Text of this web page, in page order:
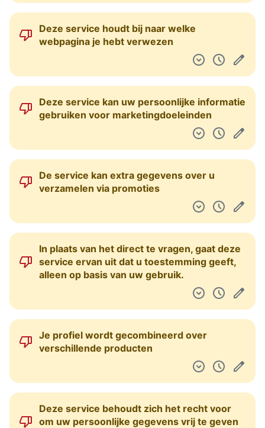
Deze service houdt bij naar welke
webpagina je hebt verwezen
Deze service kan uw persoonlijke informatie
gebruiken voor marketingdoeleinden
De service kan extra gegevens over u
verzamelen via promoties
In plaats van het direct te vragen, gaat deze
service ervan uit dat u toestemming geeft,
alleen op basis van uw gebruik.
Je profiel wordt gecombineerd over
verschillende producten
Deze service behoudt zich het recht voor
om uw persoonlijke gegevens vrij te geven